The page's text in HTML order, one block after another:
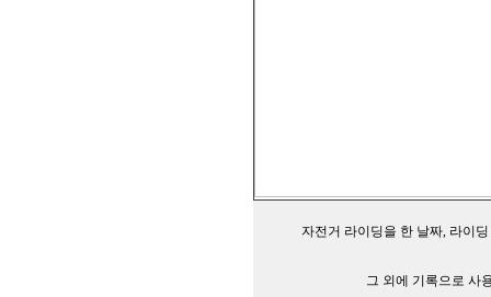
자전거 라이딩을 한 날짜, 라이
그 외에 기록으로 사